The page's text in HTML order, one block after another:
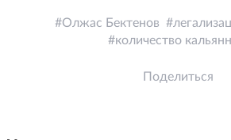
Олжас Бектенов
количество
Поделиться